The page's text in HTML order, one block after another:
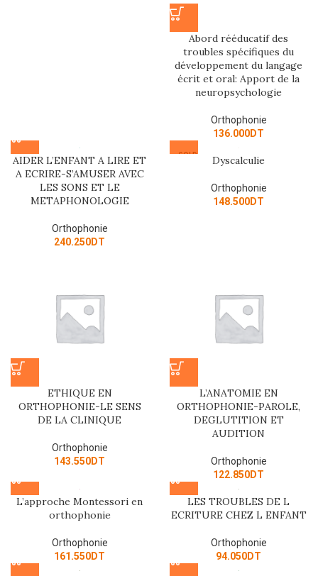
Abord rééducatif des
troubles spécifiques du
développement du langage
écrit et oral: Apport de la
neuropsychologie
Orthophonie
136.000DT
AIDER L’ENFANT A LIRE ET
A ECRIRE-S’AMUSER AVEC
LES SONS ET LE
METAPHONOLOGIE
Orthophonie
240.250DT
SOLD
Dyscalculie
Orthophonie
148.500DT
ETHIQUE EN
ORTHOPHONIE-LE SENS
DE LA CLINIQUE
Orthophonie
143.550DT
L’ANATOMIE EN
ORTHOPHONIE-PAROLE,
DEGLUTITION ET
AUDITION
Orthophonie
122.850DT
L’approche Montessori en
orthophonie
Orthophonie
161.550DT
LES TROUBLES DE L
ECRITURE CHEZ L ENFANT
Orthophonie
94.050DT